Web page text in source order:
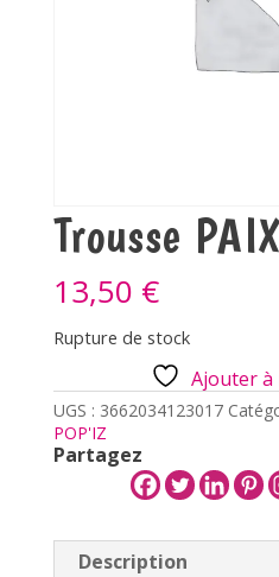
Trousse
13,50 €
Rupture de stock
Ajouter à
UGS : 3662034123017
POP'IZ
Partagez
Description